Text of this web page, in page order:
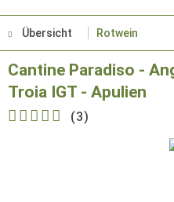
Übersicht Rotwein
Cantine Paradiso -
Troia IGT - Apulien
(3)